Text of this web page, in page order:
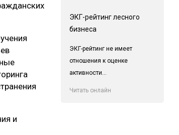
и
ЭКГ-рейтинг лесного
бизнеса
ЭКГ-рейтинг не имеет
отношения к оценке
активности...
Читать онлайн